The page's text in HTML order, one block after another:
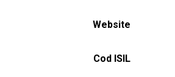
Website
Cod ISIL